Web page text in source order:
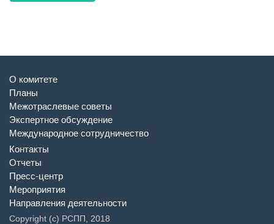
О комитете
Планы
Межотраслевые советы
Экспертное обсуждение
Международное сотрудничество
Контакты
Отчеты
Пресс-центр
Мероприятия
Направления деятельности
Copyright (c) РСПП, 2018